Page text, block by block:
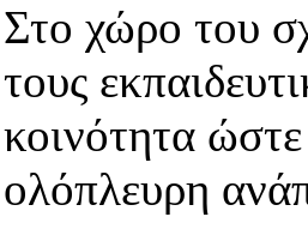
Στο χώρο του
τους
κοινότητα
ολόπλευρη